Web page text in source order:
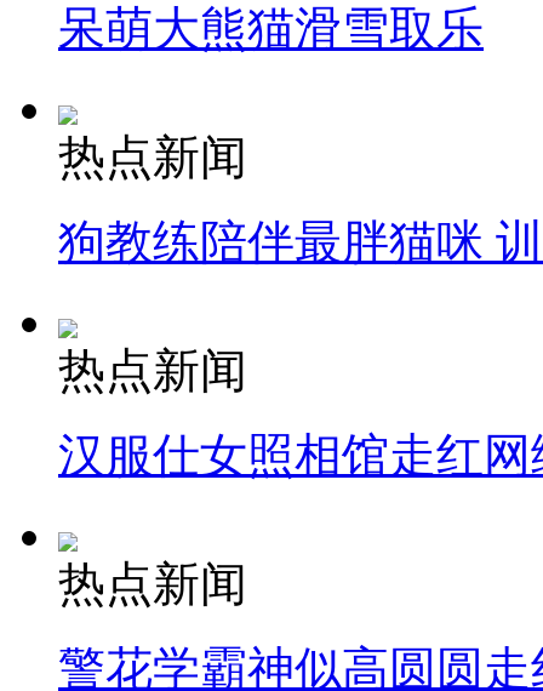
呆萌大熊猫滑雪取乐
热点新闻
狗教练陪伴最胖猫咪
热点新闻
汉服仕女照相馆走红网
热点新闻
警花学霸神似高圆圆走